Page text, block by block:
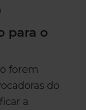
para o
forem
do
a